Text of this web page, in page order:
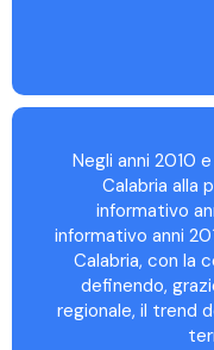
Negli anni 2010
Calabria alla
informativo
informativo anni
Calabria, con la
definendo,
regionale, il trend